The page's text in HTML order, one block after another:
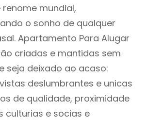
mundial,
o sonho de qualquer
Apartamento Para Alugar
criadas e mantidas sem
seja deixado ao acaso:
deslumbrantes e unicas
de qualidade, proximidade
culturias e socias e